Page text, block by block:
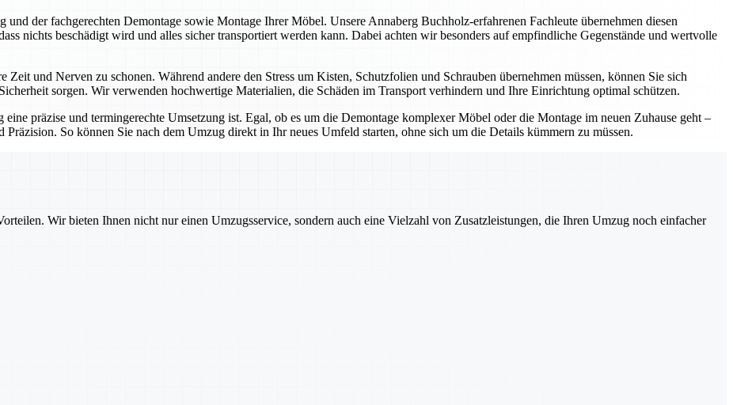
der fachgerechten Demontage sowie Montage Ihrer Möbel. Unsere Annaberg Buchholz-erfahrenen Fachleute übernehmen diesen
nichts beschädigt wird und alles sicher transportiert werden kann. Dabei achten wir besonders auf empfindliche Gegenstände und wertvolle
und Nerven zu schonen. Während andere den Stress um Kisten, Schutzfolien und Schrauben übernehmen müssen, können Sie sich
sorgen. Wir verwenden hochwertige Materialien, die Schäden im Transport verhindern und Ihre Einrichtung optimal schützen.
präzise und termingerechte Umsetzung ist. Egal, ob es um die Demontage komplexer Möbel oder die Montage im neuen Zuhause geht –
So können Sie nach dem Umzug direkt in Ihr neues Umfeld starten, ohne sich um die Details kümmern zu müssen.
Wir bieten Ihnen nicht nur einen Umzugsservice, sondern auch eine Vielzahl von Zusatzleistungen, die Ihren Umzug noch einfacher